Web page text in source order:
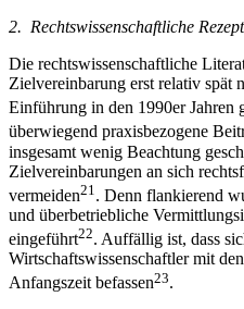
2. Rechtswissenschaftliche
Die rechtswissenschaftliche
Zielvereinbarung erst relativ spät
Einführung in den 1990er Jahren
überwiegend praxisbezogene
insgesamt wenig Beachtung
Zielvereinbarungen an sich
vermeiden21 . Denn flankierend
und überbetriebliche
eingeführt22. Auffällig ist, dass
Wirtschaftswissenschaftler mit
Anfangszeit befassen23.